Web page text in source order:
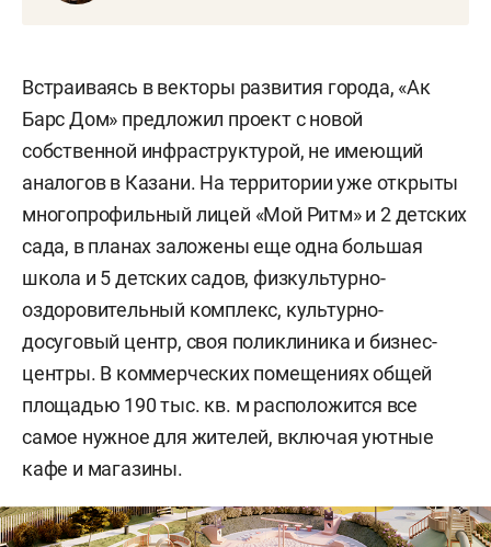
Встраиваясь в векторы развития города, «Ак
Барс Дом» предложил проект с новой
собственной инфраструктурой, не имеющий
аналогов в Казани. На территории уже открыты
многопрофильный лицей «Мой Ритм» и 2 детских
сада, в планах заложены еще одна большая
школа и 5 детских садов, физкультурно-
оздоровительный комплекс, культурно-
досуговый центр, своя поликлиника и бизнес-
центры. В коммерческих помещениях общей
площадью 190 тыс. кв. м расположится все
самое нужное для жителей, включая уютные
кафе и магазины.